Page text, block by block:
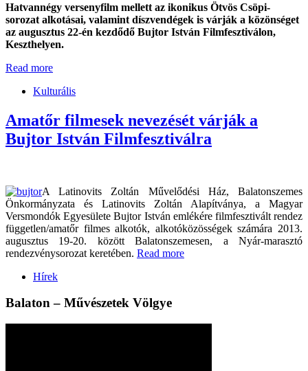
Hatvannégy versenyfilm mellett az ikonikus Ötvös Csöpi-
sorozat alkotásai, valamint díszvendégek is várják a közönséget
az augusztus 22-én kezdődő Bujtor István Filmfesztiválon,
Keszthelyen.
Read more
Kulturális
Amatőr filmesek nevezését várják a
Bujtor István Filmfesztiválra
A Latinovits Zoltán Művelődési Ház, Balatonszemes
Önkormányzata és Latinovits Zoltán Alapítványa, a Magyar
Versmondók Egyesülete Bujtor István emlékére filmfesztivált rendez
független/amatőr filmes alkotók, alkotóközösségek számára 2013.
augusztus 19-20. között Balatonszemesen, a Nyár-marasztó
rendezvénysorozat keretében. Read more
Hírek
Balaton – Művészetek Völgye